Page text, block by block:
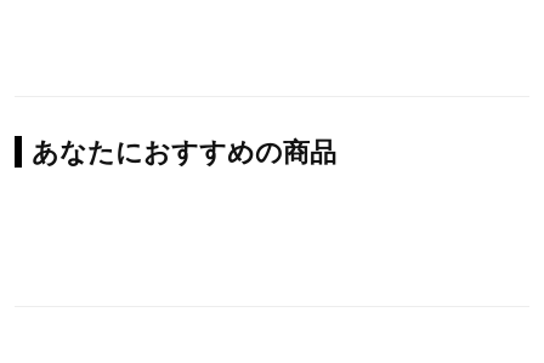
あなたにおすすめの商品